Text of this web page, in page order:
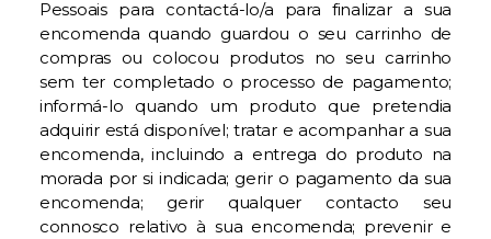
Pessoais para contactá-lo/a para finalizar a sua
encomenda quando guardou o seu carrinho de
compras ou colocou produtos no seu carrinho
sem ter completado o processo de pagamento;
informá-lo quando um produto que pretendia
adquirir está disponível; tratar e acompanhar a sua
encomenda, incluindo a entrega do produto na
morada por si indicada; gerir o pagamento da sua
encomenda; gerir qualquer contacto seu
connosco relativo à sua encomenda; prevenir e